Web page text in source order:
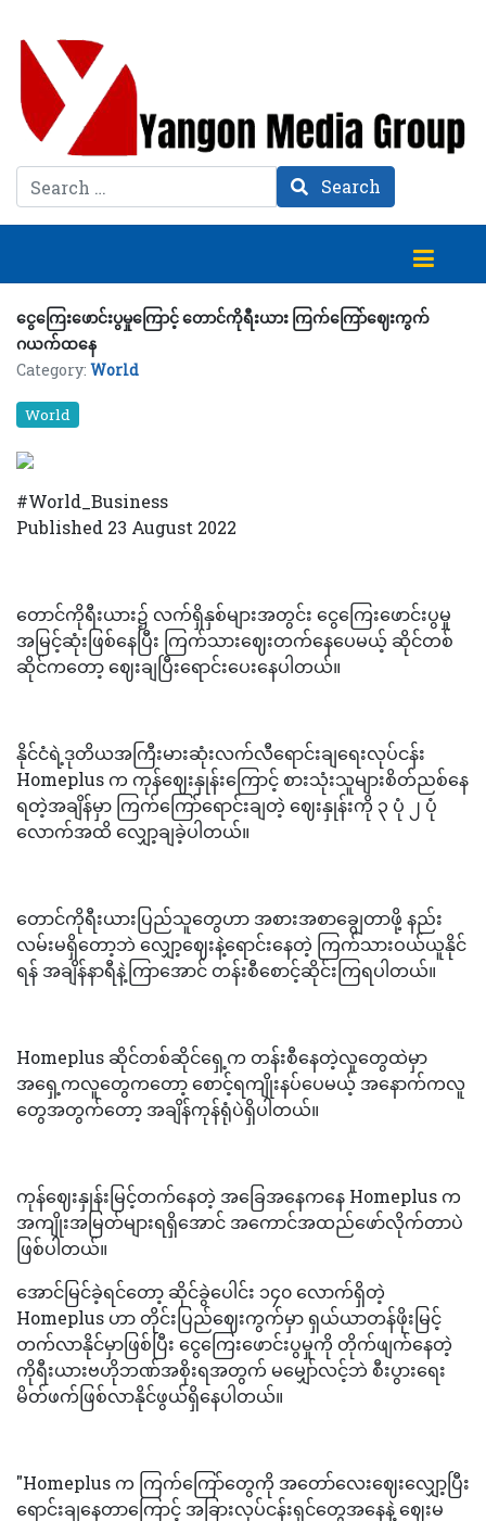
Search Search
ငွေကြေးဖောင်းပွမှုကြောင့် တောင်ကိုရီးယား ကြက်ကြော်ဈေးကွက်
ဂယက်ထနေ
Category: World
World
#World_Business
Published 23 August 2022
တောင်ကိုရီးယား၌ လက်ရှိနှစ်များအတွင်း ငွေကြေးဖောင်းပွမှု
အမြင့်ဆုံးဖြစ်နေပြီး ကြက်သားဈေးတက်နေပေမယ့် ဆိုင်တစ်
ဆိုင်ကတော့ ဈေးချပြီးရောင်းပေးနေပါတယ်။
နိုင်ငံရဲ့ဒုတိယအကြီးမားဆုံးလက်လီရောင်းချရေးလုပ်ငန်း
Homeplus က ကုန်ဈေးနှုန်းကြောင့် စားသုံးသူများစိတ်ညစ်နေ
ရတဲ့အချိန်မှာ ကြက်ကြော်ရောင်းချတဲ့ ဈေးနှုန်းကို ၃ ပုံ ၂ ပုံ
လောက်အထိ လျှော့ချခဲ့ပါတယ်။
တောင်ကိုရီးယားပြည်သူတွေဟာ အစားအစာချွေတာဖို့ နည်း
လမ်းမရှိတော့ဘဲ လျှော့ဈေးနဲ့ရောင်းနေတဲ့ ကြက်သားဝယ်ယူနိုင်
ရန် အချိန်နာရီနဲ့ကြာအောင် တန်းစီစောင့်ဆိုင်းကြရပါတယ်။
Homeplus ဆိုင်တစ်ဆိုင်ရှေ့က တန်းစီနေတဲ့လူတွေထဲမှာ
အရှေ့ကလူတွေကတော့ စောင့်ရကျိုးနပ်ပေမယ့် အနောက်ကလူ
တွေအတွက်တော့ အချိန်ကုန်ရုံပဲရှိပါတယ်။
ကုန်ဈေးနှုန်းမြင့်တက်နေတဲ့ အခြေအနေကနေ Homeplus က
အကျိုးအမြတ်များရရှိအောင် အကောင်အထည်ဖော်လိုက်တာပဲ
ဖြစ်ပါတယ်။
အောင်မြင်ခဲ့ရင်တော့ ဆိုင်ခွဲပေါင်း ၁၄၀ လောက်ရှိတဲ့
Homeplus ဟာ တိုင်းပြည်ဈေးကွက်မှာ ရှယ်ယာတန်ဖိုးမြင့်
တက်လာနိုင်မှာဖြစ်ပြီး ငွေကြေးဖောင်းပွမှုကို တိုက်ဖျက်နေတဲ့
ကိုရီးယားဗဟိုဘဏ်အစိုးရအတွက် မမျှော်လင့်ဘဲ စီးပွားရေး
မိတ်ဖက်ဖြစ်လာနိုင်ဖွယ်ရှိနေပါတယ်။
"Homeplus က ကြက်ကြော်တွေကို အတော်လေးဈေးလျှော့ပြီး
ရောင်းချနေတာကြောင့် အခြားလုပ်ငန်းရှင်တွေအနေနဲ့ ဈေးမ